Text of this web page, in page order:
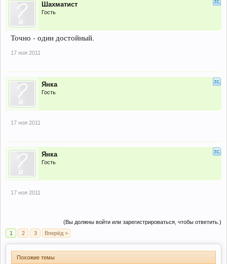
Шахматист
Гость
Точно - один достойный.
17 ноя 2011
Янка
Гость
17 ноя 2011
Янка
Гость
17 ноя 2011
(Вы должны войти или зарегистрироваться, чтобы ответить.)
1
2 3 Вперёд >
Похожие темы